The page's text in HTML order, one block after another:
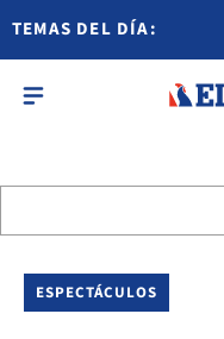
TEMAS DEL DÍA:
ESPECTÁCULOS